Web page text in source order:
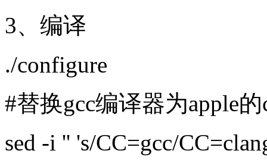
3、编译
./configure
#替换gcc编译器为apple
sed -i '' 's/CC=gcc/